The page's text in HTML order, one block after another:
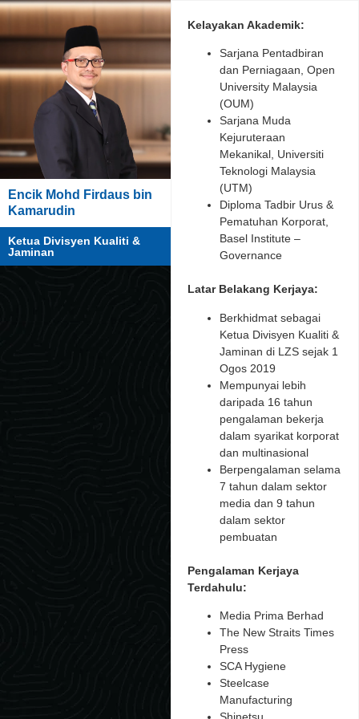
Encik Mohd Firdaus bin
Kamarudin
Ketua Divisyen Kualiti &
Jaminan
Kelayakan Akademik:
Sarjana Pentadbiran
dan Perniagaan, Open
University Malaysia
(OUM)
Sarjana Muda
Kejuruteraan
Mekanikal, Universiti
Teknologi Malaysia
(UTM)
Diploma Tadbir Urus &
Pematuhan Korporat,
Basel Institute –
Governance
Latar Belakang Kerjaya:
Berkhidmat sebagai
Ketua Divisyen Kualiti &
Jaminan di LZS sejak 1
Ogos 2019
Mempunyai lebih
daripada 16 tahun
pengalaman bekerja
dalam syarikat korporat
dan multinasional
Berpengalaman selama
7 tahun dalam sektor
media dan 9 tahun
dalam sektor
pembuatan
Pengalaman Kerjaya
Terdahulu:
Media Prima Berhad
The New Straits Times
Press
SCA Hygiene
Steelcase
Manufacturing